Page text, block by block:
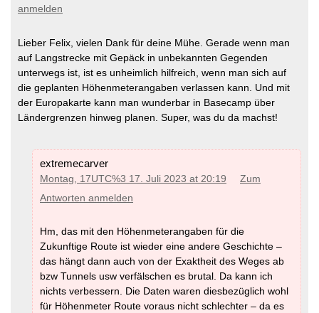
anmelden
Lieber Felix, vielen Dank für deine Mühe. Gerade wenn man
auf Langstrecke mit Gepäck in unbekannten Gegenden
unterwegs ist, ist es unheimlich hilfreich, wenn man sich auf
die geplanten Höhenmeterangaben verlassen kann. Und mit
der Europakarte kann man wunderbar in Basecamp über
Ländergrenzen hinweg planen. Super, was du da machst!
extremecarver
Montag, 17UTC%3 17. Juli 2023 at 20:19
Zum
Antworten anmelden
Hm, das mit den Höhenmeterangaben für die
Zukunftige Route ist wieder eine andere Geschichte –
das hängt dann auch von der Exaktheit des Weges ab
bzw Tunnels usw verfälschen es brutal. Da kann ich
nichts verbessern. Die Daten waren diesbezüglich wohl
für Höhenmeter Route voraus nicht schlechter – da es